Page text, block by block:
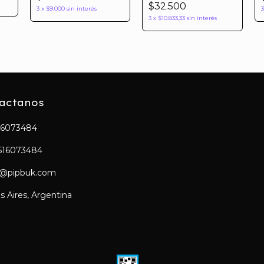
3 x $9.000 sin interés $32.500
3 x $10.833,33 sin interés
3
Aires, Argentina